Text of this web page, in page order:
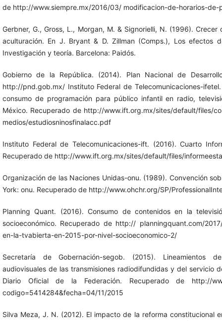
de http://www.siempre.mx/2016/03/ modificacion-de-horarios-de-
Gerbner, G., Gross, L., Morgan, M. & Signorielli, N. (1996).
aculturación. En J. Bryant & D. Zillman (Comps.), Los efectos
Investigación y teoría. Barcelona: Paidós.
Gobierno de la República. (2014). Plan Nacional de
http://pnd.gob.mx/ Instituto Federal de Telecomunicaciones-
consumo de programación para público infantil en radio,
México. Recuperado de http://www.ift.org.mx/sites/default/files/
medios/estudiosninosfinalacc.pdf
Instituto Federal de Telecomunicaciones-ift. (2016). Cuarto
Recuperado de http://www.ift.org.mx/sites/default/files/
Organización de las Naciones Unidas-onu. (1989). Convención
York: onu. Recuperado de http://www.ohchr.org/SP/
Planning Quant. (2016). Consumo de contenidos en la
socioeconómico. Recuperado de http:// planningquant.com/
en-la-tvabierta-en-2015-por-nivel-socioeconomico-2/
Secretaría de Gobernación-segob. (2015). Lineamientos
audiovisuales de las transmisiones radiodifundidas y del servicio
Diario Oficial de la Federación. Recuperado de http://
codigo=5414284&fecha=04/11/2015
Silva Meza, J. N. (2012). El impacto de la reforma constitucional